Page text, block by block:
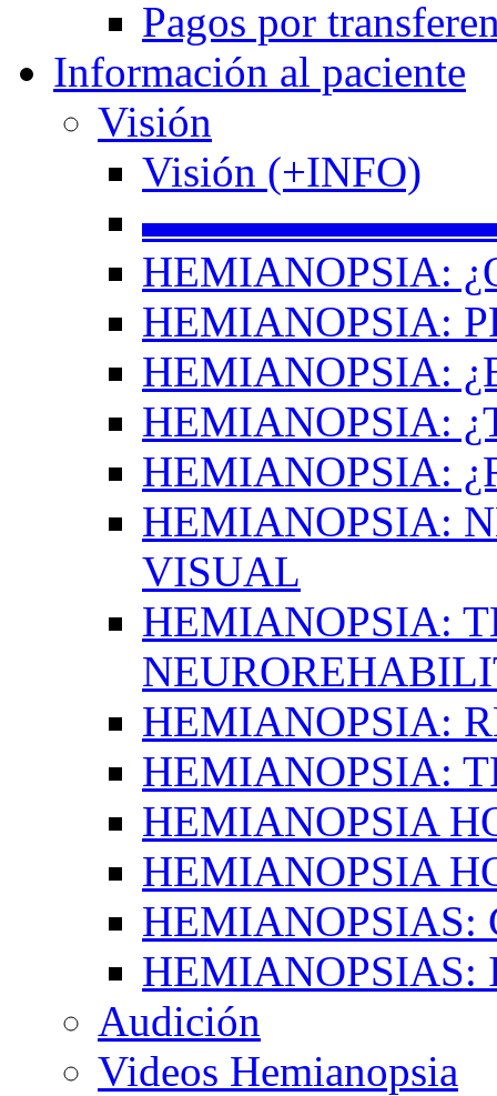
Pagos por
Información al paciente
Visión
Visión (+INFO)
HEMIANOPSIA:
HEMIANOPSIA:
HEMIANOPSIA:
HEMIANOPSIA:
HEMIANOPSIA:
HEMIANOPSIA:
VISUAL
HEMIANOPSIA:
HEMIANOPSIA:
HEMIANOPSIA:
HEMIANOPSIA
HEMIANOPSIA
HEMIANOPSIAS:
HEMIANOPSIAS:
Audición
Videos Hemianopsia